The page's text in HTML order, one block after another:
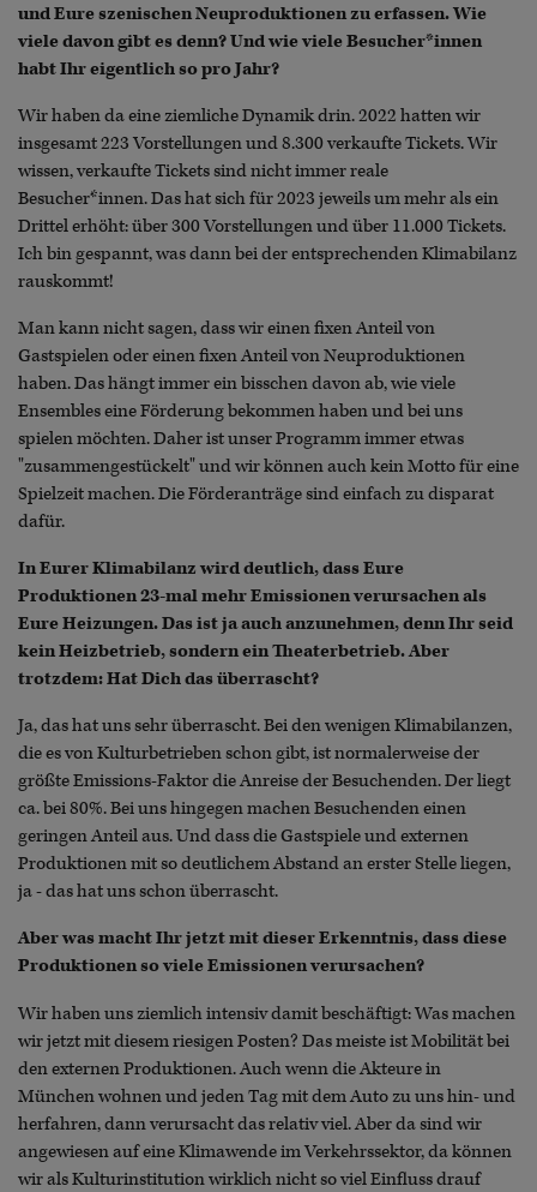
und Eure szenischen Neuproduktionen zu erfassen. Wie
viele davon gibt es denn? Und wie viele Besucher*innen
habt Ihr eigentlich so pro Jahr?
Wir haben da eine ziemliche Dynamik drin. 2022 hatten wir
insgesamt 223 Vorstellungen und 8.300 verkaufte Tickets. Wir
wissen, verkaufte Tickets sind nicht immer reale
Besucher*innen. Das hat sich für 2023 jeweils um mehr als ein
Drittel erhöht: über 300 Vorstellungen und über 11.000 Tickets.
Ich bin gespannt, was dann bei der entsprechenden Klimabilanz
rauskommt!
Man kann nicht sagen, dass wir einen fixen Anteil von
Gastspielen oder einen fixen Anteil von Neuproduktionen
haben. Das hängt immer ein bisschen davon ab, wie viele
Ensembles eine Förderung bekommen haben und bei uns
spielen möchten. Daher ist unser Programm immer etwas
"zusammengestückelt" und wir können auch kein Motto für eine
Spielzeit machen. Die Förderanträge sind einfach zu disparat
dafür.
In Eurer Klimabilanz wird deutlich, dass Eure
Produktionen 23-mal mehr Emissionen verursachen als
Eure Heizungen. Das ist ja auch anzunehmen, denn Ihr seid
kein Heizbetrieb, sondern ein Theaterbetrieb. Aber
trotzdem: Hat Dich das überrascht?
Ja, das hat uns sehr überrascht. Bei den wenigen Klimabilanzen,
die es von Kulturbetrieben schon gibt, ist normalerweise der
größte Emissions-Faktor die Anreise der Besuchenden. Der liegt
ca. bei 80%. Bei uns hingegen machen Besuchenden einen
geringen Anteil aus. Und dass die Gastspiele und externen
Produktionen mit so deutlichem Abstand an erster Stelle liegen,
ja - das hat uns schon überrascht.
Aber was macht Ihr jetzt mit dieser Erkenntnis, dass diese
Produktionen so viele Emissionen verursachen?
Wir haben uns ziemlich intensiv damit beschäftigt: Was machen
wir jetzt mit diesem riesigen Posten? Das meiste ist Mobilität bei
den externen Produktionen. Auch wenn die Akteure in
München wohnen und jeden Tag mit dem Auto zu uns hin- und
herfahren, dann verursacht das relativ viel. Aber da sind wir
angewiesen auf eine Klimawende im Verkehrssektor, da können
wir als Kulturinstitution wirklich nicht so viel Einfluss drauf